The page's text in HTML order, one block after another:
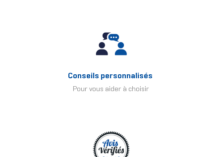
Conseils personnalisés
Pour vous aider à choisir